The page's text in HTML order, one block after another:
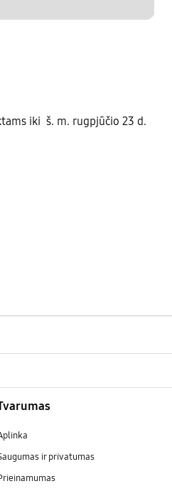
iki š. m. rugpjūčio 23 d.
ir privatumas